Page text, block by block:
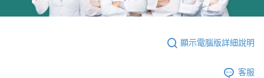
顯示電腦版詳細說明
客服